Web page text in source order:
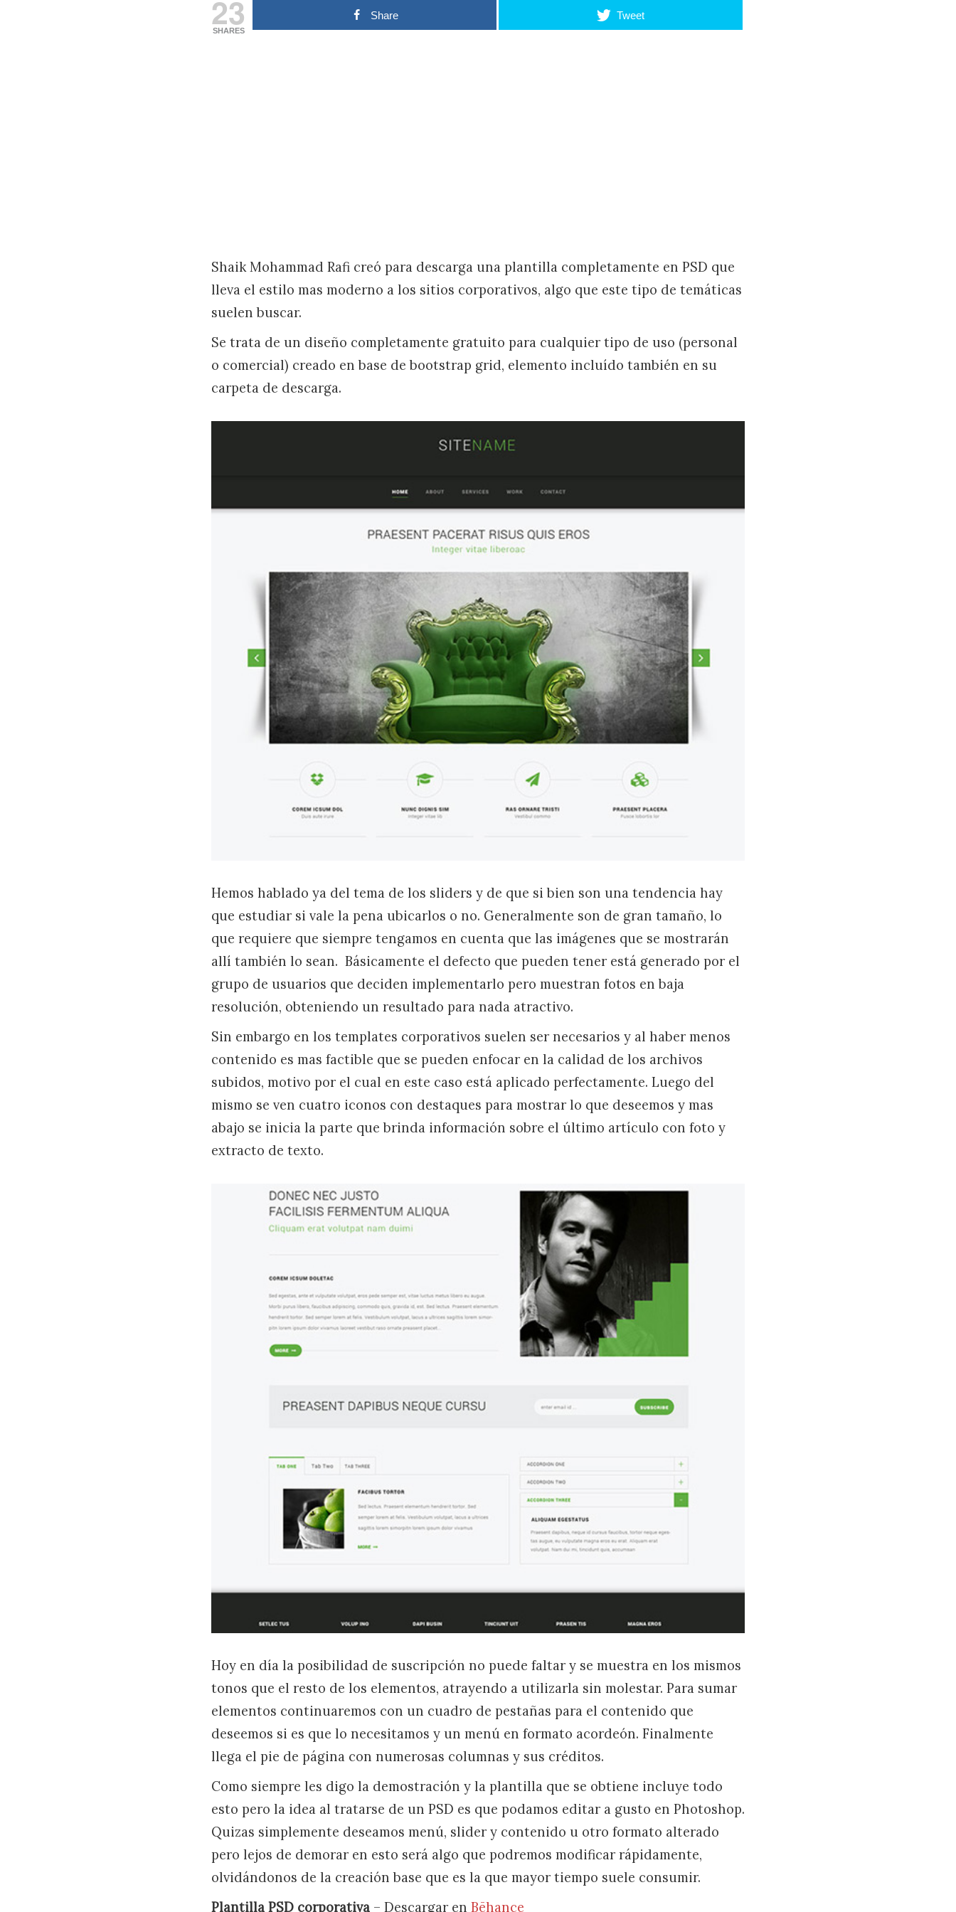
23
SHARES
Share Tweet
Shaik Mohammad Rafi creó para descarga una plantilla completamente en PSD que
lleva el estilo mas moderno a los sitios corporativos, algo que este tipo de temáticas
suelen buscar.
Se trata de un diseño completamente gratuito para cualquier tipo de uso (personal
o comercial) creado en base de bootstrap grid, elemento incluído también en su
carpeta de descarga.
Hemos hablado ya del tema de los sliders y de que si bien son una tendencia hay
que estudiar si vale la pena ubicarlos o no. Generalmente son de gran tamaño, lo
que requiere que siempre tengamos en cuenta que las imágenes que se mostrarán
allí también lo sean. Básicamente el defecto que pueden tener está generado por el
grupo de usuarios que deciden implementarlo pero muestran fotos en baja
resolución, obteniendo un resultado para nada atractivo.
Sin embargo en los templates corporativos suelen ser necesarios y al haber menos
contenido es mas factible que se pueden enfocar en la calidad de los archivos
subidos, motivo por el cual en este caso está aplicado perfectamente. Luego del
mismo se ven cuatro iconos con destaques para mostrar lo que deseemos y mas
abajo se inicia la parte que brinda información sobre el último artículo con foto y
extracto de texto.
Hoy en día la posibilidad de suscripción no puede faltar y se muestra en los mismos
tonos que el resto de los elementos, atrayendo a utilizarla sin molestar. Para sumar
elementos continuaremos con un cuadro de pestañas para el contenido que
deseemos si es que lo necesitamos y un menú en formato acordeón. Finalmente
llega el pie de página con numerosas columnas y sus créditos.
Como siempre les digo la demostración y la plantilla que se obtiene incluye todo
esto pero la idea al tratarse de un PSD es que podamos editar a gusto en Photoshop.
Quizas simplemente deseamos menú, slider y contenido u otro formato alterado
pero lejos de demorar en esto será algo que podremos modificar rápidamente,
olvidándonos de la creación base que es la que mayor tiempo suele consumir.
Plantilla PSD corporativa – Descargar en Bēhance